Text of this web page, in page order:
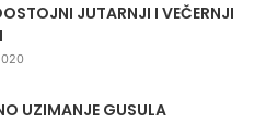
JUTARNJI I VEČERNJI
UZIMANJE GUSULA